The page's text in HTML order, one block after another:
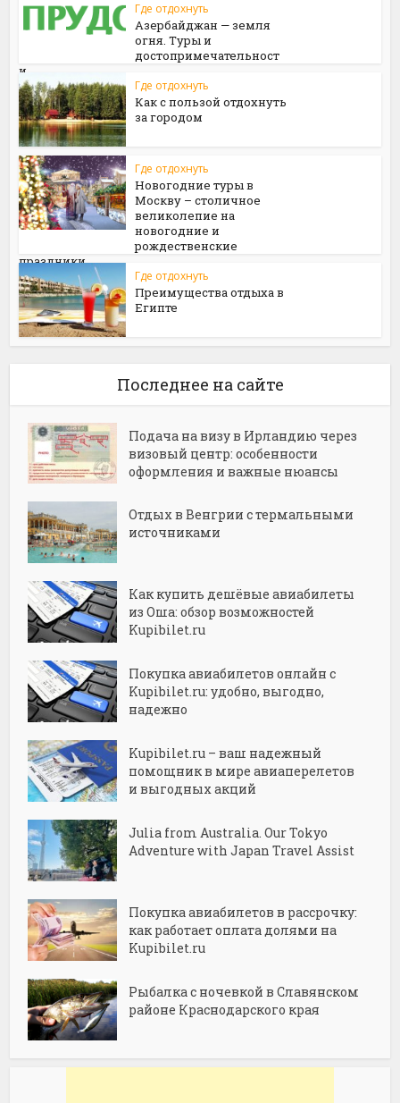
Где отдохнуть
Азербайджан — земля
огня. Туры и
достопримечательност
и
Где отдохнуть
Как с пользой отдохнуть
за городом
Где отдохнуть
Новогодние туры в
Москву – столичное
великолепие на
новогодние и
рождественские
праздники
Где отдохнуть
Преимущества отдыха в
Египте
Последнее на сайте
Подача на визу в Ирландию через
визовый центр: особенности
оформления и важные нюансы
Отдых в Венгрии с термальными
источниками
Как купить дешёвые авиабилеты
из Оша: обзор возможностей
Kupibilet.ru
Покупка авиабилетов онлайн с
Kupibilet.ru: удобно, выгодно,
надежно
Kupibilet.ru – ваш надежный
помощник в мире авиаперелетов
и выгодных акций
Julia from Australia. Our Tokyo
Adventure with Japan Travel Assist
Покупка авиабилетов в рассрочку:
как работает оплата долями на
Kupibilet.ru
Рыбалка с ночевкой в Славянском
районе Краснодарского края